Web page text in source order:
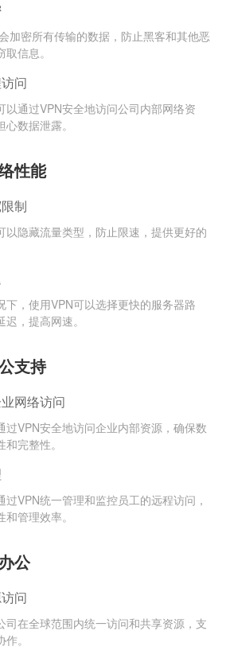
加密所有传输的数据，防止黑客和其他恶
信息。
问
以通过VPN安全地访问公司内部网络资
数据泄露。
性能
制
以隐藏流量类型，防止限速，提供更好的
下，使用VPN可以选择更快的服务器路
，提高网速。
支持
网络访问
过VPN安全地访问企业内部资源，确保数
完整性。
过VPN统一管理和监控员工的远程访问，
管理效率。
公
问
司在全球范围内统一访问和共享资源，支
。